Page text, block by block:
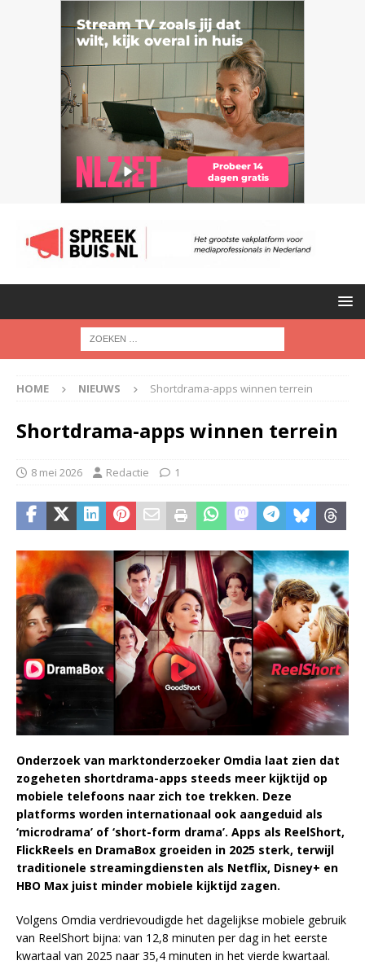
HOME NIEUWS Shortdrama-apps winnen terrein
Shortdrama-apps winnen terrein
8 mei 2026 Redactie 1
Onderzoek van marktonderzoeker Omdia laat zien dat
zogeheten shortdrama-apps steeds meer kijktijd op
mobiele telefoons naar zich toe trekken. Deze
platforms worden internationaal ook aangeduid als
‘microdrama’ of ‘short-form drama’. Apps als ReelShort,
FlickReels en DramaBox groeiden in 2025 sterk, terwijl
traditionele streamingdiensten als Netflix, Disney+ en
HBO Max juist minder mobiele kijktijd zagen.
Volgens Omdia verdrievoudigde het dagelijkse mobiele gebruik
van ReelShort bijna: van 12,8 minuten per dag in het eerste
kwartaal van 2025 naar 35,4 minuten in het vierde kwartaal.